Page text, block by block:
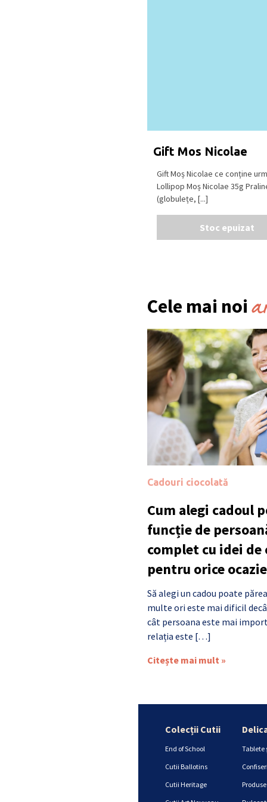
Gift Mos Nicolae
Gift Moș Nicolae ce conține
Lollipop Moș Nicolae 35g
(globulețe, [...]
Stoc epuizat
Cele mai noi
Cadouri ciocolată
Cum alegi cadoul
funcție de
complet cu idei de
pentru orice ocazie
Să alegi un cadou poate
multe ori este mai dificil
cât persoana este mai
relația este […]
Citește mai mult »
Colecții Cutii
End of School
Cutii Ballotins
Cutii Heritage
Tablete